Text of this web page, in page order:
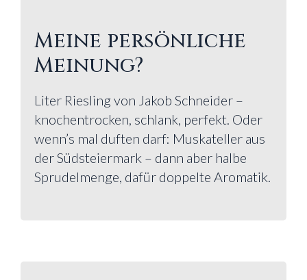
Meine persönliche
Meinung?
Liter Riesling von Jakob Schneider –
knochentrocken, schlank, perfekt. Oder
wenn’s mal duften darf: Muskateller aus
der Südsteiermark – dann aber halbe
Sprudelmenge, dafür doppelte Aromatik.